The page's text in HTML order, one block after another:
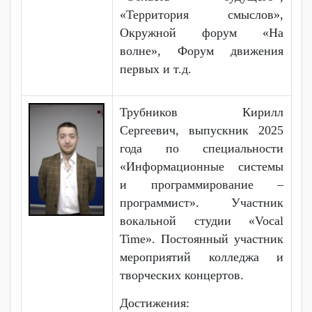
Регионального этапа
чемпионата
профессионального
мастерства «Профессионалы
- диплом 2 степени
Регионального этапа
чемпионата
профессионального
мастерства «Профессионалы
2023»;
- победитель городского
конкурса «Лучший брендбук
Отдела по молодежной
политике города